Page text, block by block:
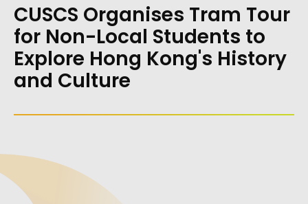
CUSCS Organises Tram Tour
for Non-Local Students to
Explore Hong Kong's History
and Culture